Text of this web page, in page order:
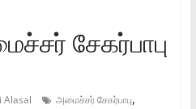
சேகர்பாபு
Alasal அமைச்சர் சேகர்பாபு,